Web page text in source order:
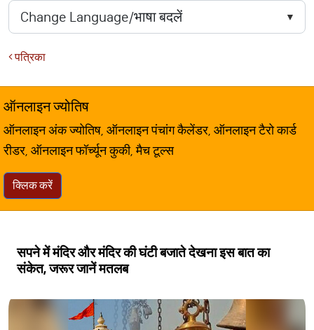
पत्रिका
ऑनलाइन ज्योतिष
ऑनलाइन अंक ज्योतिष, ऑनलाइन पंचांग कैलेंडर, ऑनलाइन टैरो कार्ड
रीडर, ऑनलाइन फॉर्च्यून कुकी, मैच टूल्स
क्लिक करें
सपने में मंदिर और मंदिर की घंटी बजाते देखना इस बात का
संकेत, जरूर जानें मतलब